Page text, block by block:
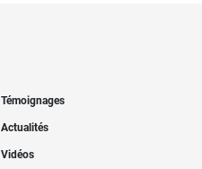
Témoignages
Actualités
Vidéos